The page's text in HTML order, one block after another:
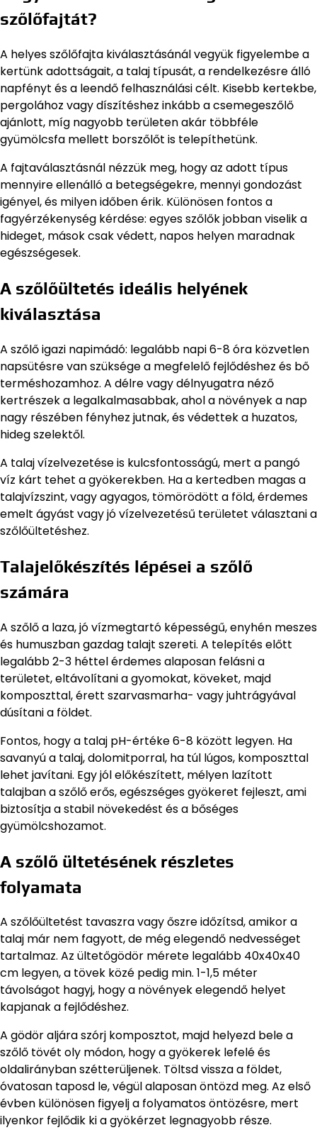
szőlőfajtát?
A helyes szőlőfajta kiválasztásánál vegyük figyelembe a
kertünk adottságait, a talaj típusát, a rendelkezésre álló
napfényt és a leendő felhasználási célt. Kisebb kertekbe,
pergolához vagy díszítéshez inkább a csemegeszőlő
ajánlott, míg nagyobb területen akár többféle
gyümölcsfa mellett borszőlőt is telepíthetünk.
A fajtaválasztásnál nézzük meg, hogy az adott típus
mennyire ellenálló a betegségekre, mennyi gondozást
igényel, és milyen időben érik. Különösen fontos a
fagyérzékenység kérdése: egyes szőlők jobban viselik a
hideget, mások csak védett, napos helyen maradnak
egészségesek.
A szőlőültetés ideális helyének
kiválasztása
A szőlő igazi napimádó: legalább napi 6-8 óra közvetlen
napsütésre van szüksége a megfelelő fejlődéshez és bő
terméshozamhoz. A délre vagy délnyugatra néző
kertrészek a legalkalmasabbak, ahol a növények a nap
nagy részében fényhez jutnak, és védettek a huzatos,
hideg szelektől.
A talaj vízelvezetése is kulcsfontosságú, mert a pangó
víz kárt tehet a gyökerekben. Ha a kertedben magas a
talajvízszint, vagy agyagos, tömörödött a föld, érdemes
emelt ágyást vagy jó vízelvezetésű területet választani a
szőlőültetéshez.
Talajelőkészítés lépései a szőlő
számára
A szőlő a laza, jó vízmegtartó képességű, enyhén meszes
és humuszban gazdag talajt szereti. A telepítés előtt
legalább 2-3 héttel érdemes alaposan felásni a
területet, eltávolítani a gyomokat, köveket, majd
komposzttal, érett szarvasmarha- vagy juhtrágyával
dúsítani a földet.
Fontos, hogy a talaj pH-értéke 6-8 között legyen. Ha
savanyú a talaj, dolomitporral, ha túl lúgos, komposzttal
lehet javítani. Egy jól előkészített, mélyen lazított
talajban a szőlő erős, egészséges gyökeret fejleszt, ami
biztosítja a stabil növekedést és a bőséges
gyümölcshozamot.
A szőlő ültetésének részletes
folyamata
A szőlőültetést tavaszra vagy őszre időzítsd, amikor a
talaj már nem fagyott, de még elegendő nedvességet
tartalmaz. Az ültetőgödör mérete legalább 40x40x40
cm legyen, a tövek közé pedig min. 1-1,5 méter
távolságot hagyj, hogy a növények elegendő helyet
kapjanak a fejlődéshez.
A gödör aljára szórj komposztot, majd helyezd bele a
szőlő tövét oly módon, hogy a gyökerek lefelé és
oldalirányban szétterüljenek. Töltsd vissza a földet,
óvatosan taposd le, végül alaposan öntözd meg. Az első
évben különösen figyelj a folyamatos öntözésre, mert
ilyenkor fejlődik ki a gyökérzet legnagyobb része.